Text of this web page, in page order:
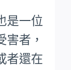
是一位
害者，
者還在